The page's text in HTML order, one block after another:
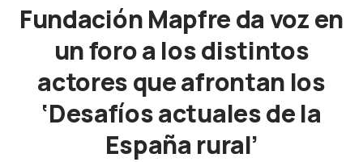
Fundación Mapfre da voz en
un foro a los distintos
actores que afrontan los
‘Desafíos actuales de la
España rural’